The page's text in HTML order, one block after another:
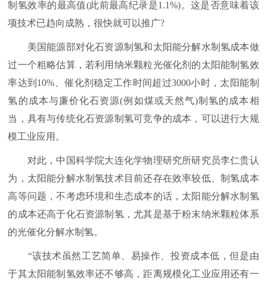
制氢效率的最高值(此前最高纪录是1.1%)。这是否意味着该
项技术已趋向成熟，很快就可以推广?
美国能源部对化石资源制氢和太阳能分解水制氢成本做
过一个粗略估算，若利用纳米颗粒光催化剂的太阳能制氢效
率达到10%、催化剂稳定工作时间超过3000小时，太阳能制
氢的成本与廉价化石资源(例如煤或天然气)制氢的成本相
当，具有与传统化石资源制氢可竞争的成本，可以进行大规
模工业应用。
对此，中国科学院大连化学物理研究所研究员李仁贵认
为，太阳能分解水制氢技术目前还存在效率较低、制氢成本
高等问题，不考虑环境和生态成本的话，太阳能分解水制氢
的成本还高于化石资源制氢，尤其是基于粉末纳米颗粒体系
的光催化分解水制氢。
“该技术虽然工艺简单、易操作、投资成本低，但是由
于其太阳能制氢效率还不够高，距离规模化工业应用还有一